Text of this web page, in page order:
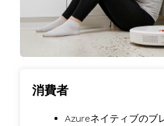
消費者
Azureネイティブのブ